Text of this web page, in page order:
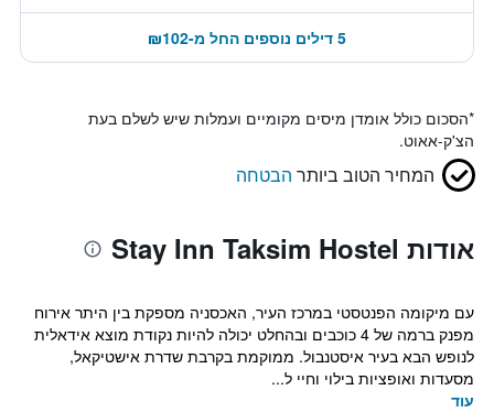
5 דילים נוספים החל מ-₪102
*הסכום כולל אומדן מיסים מקומיים ועמלות שיש לשלם בעת
הצ'ק-אאוט.
המחיר הטוב ביותר הבטחה
אודות Stay Inn Taksim Hostel
עם מיקומה הפנטסטי במרכז העיר, האכסניה מספקת בין היתר אירוח
מפנק ברמה של 4 כוכבים ובהחלט יכולה להיות נקודת מוצא אידאלית
לנופש הבא בעיר איסטנבול. ממוקמת בקרבת שדרת אישטיקאל,
מסעדות ואופציות בילוי וחיי ל...
עוד